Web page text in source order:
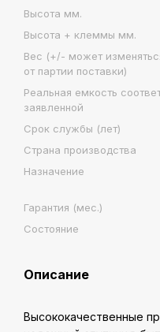
Высота мм.
Высота + клеммы мм.
Вес (+/- может
от партии поставки)
Реальная емкость
заявленной
Срок службы (лет)
Страна производства
Назначение
Гарантия (мес.)
Состояние
Описание
Высококачественные